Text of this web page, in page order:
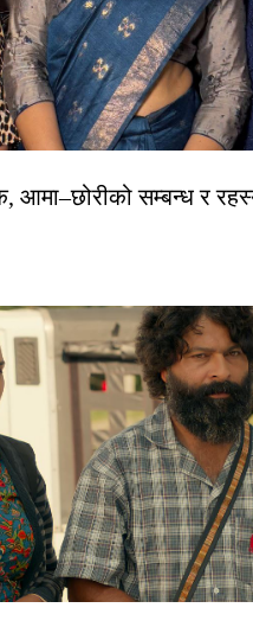
आमा–छोरीको सम्बन्ध र